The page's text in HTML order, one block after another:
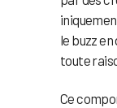
le buzz
toute
Ce